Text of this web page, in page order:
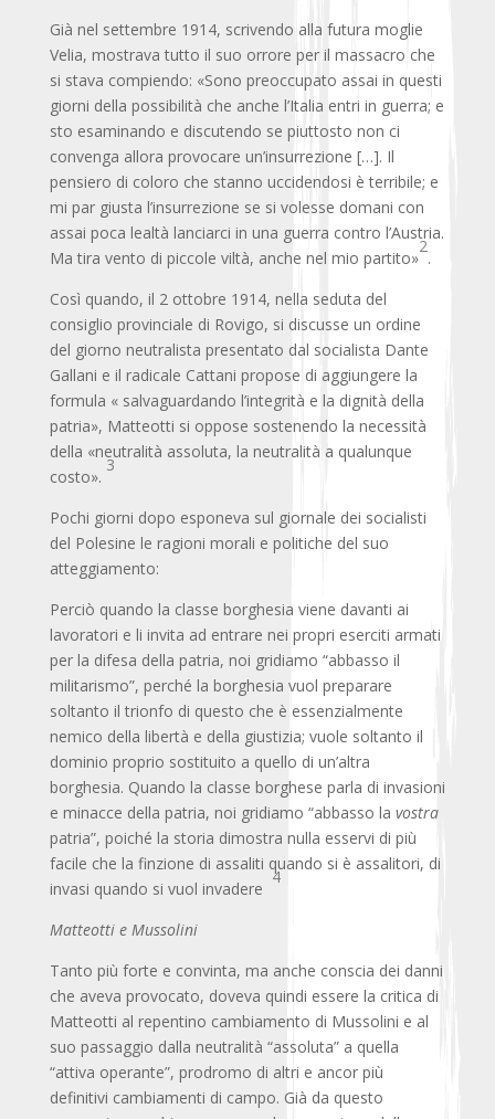
Già nel settembre 1914, scrivendo alla futura moglie
Velia, mostrava tutto il suo orrore per il massacro che
si stava compiendo: «Sono preoccupato assai in questi
giorni della possibilità che anche l’Italia entri in guerra; e
sto esaminando e discutendo se piuttosto non ci
convenga allora provocare un’insurrezione […]. Il
pensiero di coloro che stanno uccidendosi è terribile; e
mi par giusta l’insurrezione se si volesse domani con
assai poca lealtà lanciarci in una guerra contro l’Austria.
Ma tira vento di piccole viltà, anche nel mio partito»
2
.
Così quando, il 2 ottobre 1914, nella seduta del
consiglio provinciale di Rovigo, si discusse un ordine
del giorno neutralista presentato dal socialista Dante
Gallani e il radicale Cattani propose di aggiungere la
formula « salvaguardando l’integrità e la dignità della
patria», Matteotti si oppose sostenendo la necessità
della «neutralità assoluta, la neutralità a qualunque
costo».
3
Pochi giorni dopo esponeva sul giornale dei socialisti
del Polesine le ragioni morali e politiche del suo
atteggiamento:
Perciò quando la classe borghesia viene davanti ai
lavoratori e li invita ad entrare nei propri eserciti armati
per la difesa della patria, noi gridiamo “abbasso il
militarismo”, perché la borghesia vuol preparare
soltanto il trionfo di questo che è essenzialmente
nemico della libertà e della giustizia; vuole soltanto il
dominio proprio sostituito a quello di un’altra
borghesia. Quando la classe borghese parla di invasioni
e minacce della patria, noi gridiamo “abbasso la vostra
patria”, poiché la storia dimostra nulla esservi di più
facile che la finzione di assaliti quando si è assalitori, di
invasi quando si vuol invadere
4
Matteotti e Mussolini
Tanto più forte e convinta, ma anche conscia dei danni
che aveva provocato, doveva quindi essere la critica di
Matteotti al repentino cambiamento di Mussolini e al
suo passaggio dalla neutralità “assoluta” a quella
“attiva operante”, prodromo di altri e ancor più
definitivi cambiamenti di campo. Già da questo